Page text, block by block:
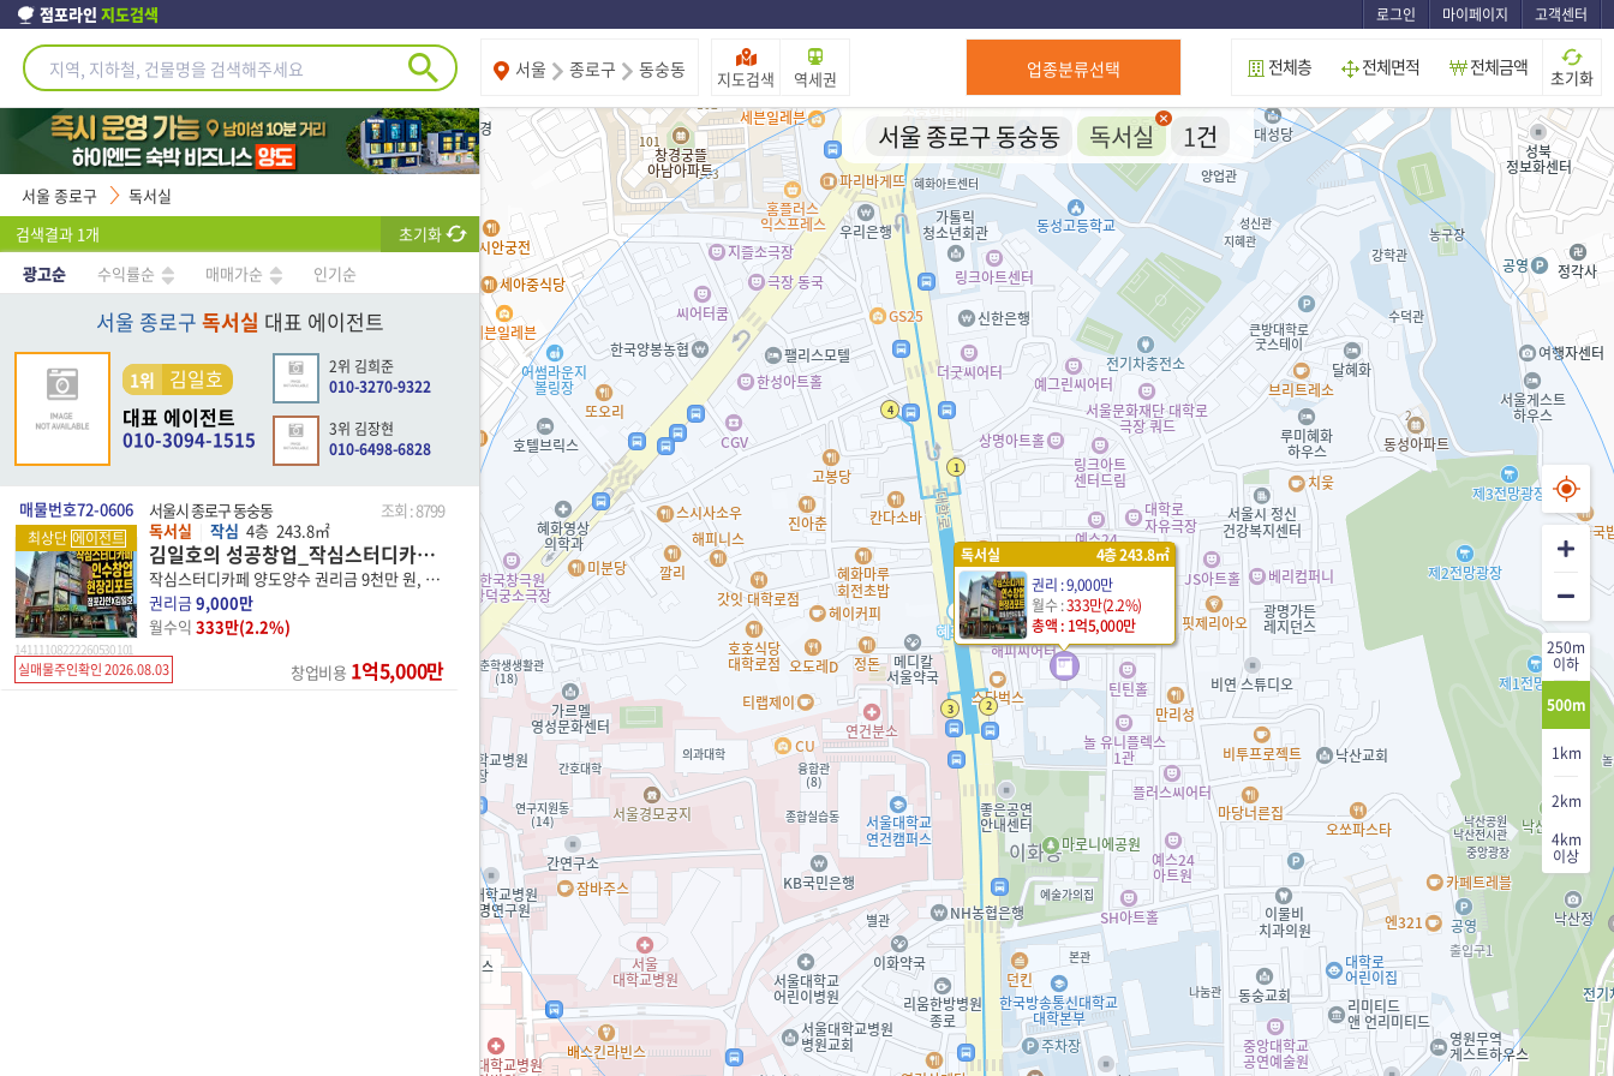
점포라인 지도검색 로그인 마이페이지 고객센터
서울 종로구 동숭동 지도검색 역세권
전체층 전체면적 전체금액 초기화
업종분류선택
서울 종로구
독서실
검색결과 1개
초기화
광고순
수익률순 매매가순 인기순
서울 종로구 독서실 대표 에이전트
1위
김일호
대표 에이전트
010-3094-1515
2위 김희준
010-3270-9322
3위 김장현
010-6498-6828
매물번호72-0606
최상단 에이전트
14 11110 8222 260530 101
서울시 종로구 동숭동
조회 : 8799
독서실
작심 4층 243.8㎡
김일호의 성공창업_작심스터디카페 대학로 특급
작심스터디카페 양도양수 권리금 9천만 원, 월 1,100만 매출!
권리금9,000만
월수익 333만(2.2%)
실매물주인확인 2026.08.03 창업비용 1억5,000만
서울 종로구 동숭동 독서실 1건
제주도
250m
이하
500m
1km
2km
4km
이상
독서실
4층 243.8㎡
권리 : 9,000만
월수 :333만(2.2%)
총액 : 1억5,000만